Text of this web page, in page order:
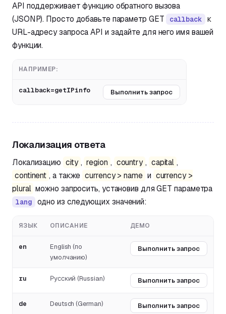
API поддерживает функцию обратного вызова
(JSONP). Просто добавьте параметр GET
callback
к
URL-адресу запроса API и задайте для него имя вашей
функции.
НАПРИМЕР:
callback=getIPinfo Выполнить запрос
Локализация ответа
Локализацию city , region , country , capital ,
continent , а также currency > name и currency >
plural можно запросить, установив для GET параметра
lang одно из следующих значений:
ЯЗЫК ОПИСАНИЕ ДЕМО
en
English (по
умолчанию)
Выполнить запрос
ru Русский (Russian) Выполнить запрос
de Deutsch (German) Выполнить запрос